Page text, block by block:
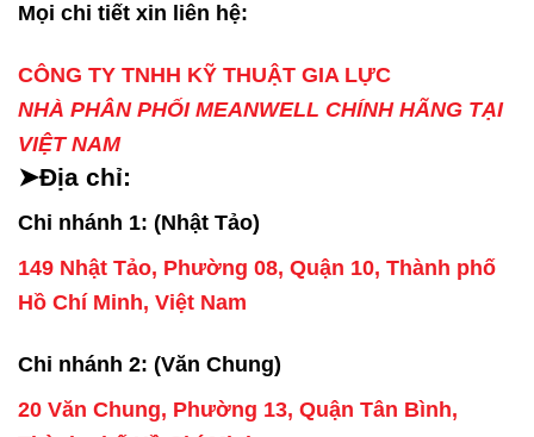
Mọi chi tiết xin liên hệ:
CÔNG TY TNHH KỸ THUẬT GIA LỰC
NHÀ PHÂN PHỐI MEANWELL CHÍNH HÃNG TẠI
VIỆT NAM
➤Địa chỉ:
Chi nhánh 1: (Nhật Tảo)
149 Nhật Tảo, Phường 08, Quận 10, Thành phố
Hồ Chí Minh, Việt Nam
Chi nhánh 2: (Văn Chung)
20 Văn Chung, Phường 13, Quận Tân Bình,